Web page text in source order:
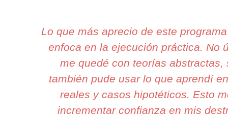
Lo que más aprecio de este
enfoca en la ejecución práctica. No
me quedé con teorías abstractas,
también pude usar lo que aprendí
reales y casos hipotéticos. Esto
incrementar confianza en mis